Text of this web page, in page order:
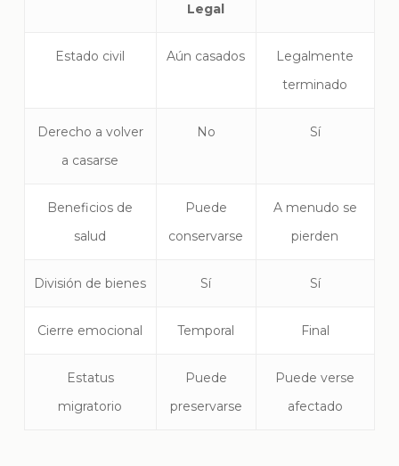
Legal
Estado civil Aún casados
Legalmente
terminado
Derecho a volver
a casarse
No Sí
Beneficios de
salud
Puede
conservarse
A menudo se
pierden
División de bienes Sí Sí
Cierre emocional Temporal Final
Estatus
migratorio
Puede
preservarse
Puede verse
afectado